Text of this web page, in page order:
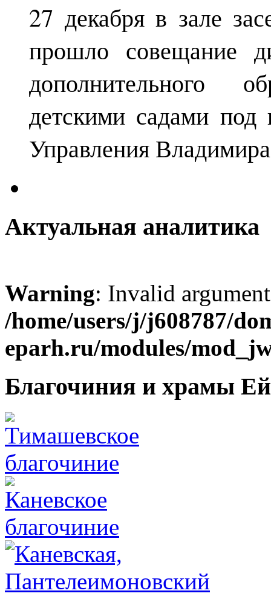
27 декабря в зале
прошло совещание
дополнительного
детскими садами под
Управления
Актуальная аналитика
Warning: Invalid
/home/users/j/j608787/
eparh.ru/modules/
Благочиния и храмы